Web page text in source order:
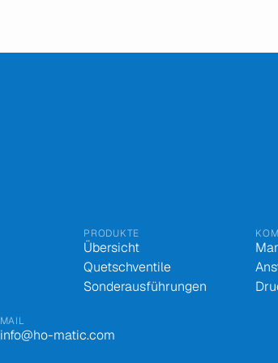
PRODUKTE
Übersicht
Quetschventile
Sonderausführungen
MAIL
info@ho-matic.com